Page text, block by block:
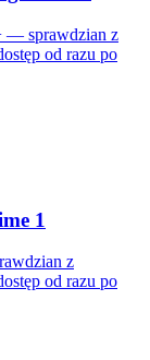
— sprawdzian z
od razu po
1
z
od razu po